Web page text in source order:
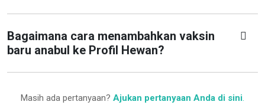
Bagaimana cara menambahkan vaksin
baru anabul ke Profil Hewan?
Masih ada pertanyaan? Ajukan pertanyaan Anda di sini.